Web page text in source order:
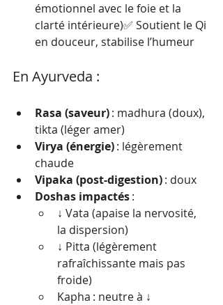
émotionnel avec le foie et la
clarté intérieure)✅ Soutient le Qi
en douceur, stabilise l’humeur
En Ayurveda :
Rasa (saveur) : madhura (doux),
tikta (léger amer)
Virya (énergie) : légèrement
chaude
Vipaka (post-digestion) : doux
Doshas impactés :
↓ Vata (apaise la nervosité,
la dispersion)
↓ Pitta (légèrement
rafraîchissante mais pas
froide)
Kapha : neutre à ↓